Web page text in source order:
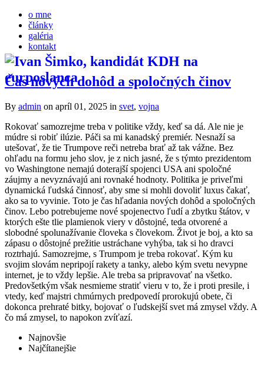
o mne
články
galéria
kontakt
Čas nových dohôd a spoločných činov
By admin on apríl 01, 2025 in svet, vojna
Rokovať samozrejme treba v politike vždy, keď sa dá. Ale nie je
múdre si robiť ilúzie. Páči sa mi kanadský premiér. Nesnaží sa
utešovať, že tie Trumpove reči netreba brať až tak vážne. Bez
ohľadu na formu jeho slov, je z nich jasné, že s týmto prezidentom
vo Washingtone nemajú doterajší spojenci USA ani spoločné
záujmy a nevyznávajú ani rovnaké hodnoty. Politika je priveľmi
dynamická ľudská činnosť, aby sme si mohli dovoliť luxus čakať,
ako sa to vyvinie. Toto je čas hľadania nových dohôd a spoločných
činov. Lebo potrebujeme nové spojenectvo ľudí a zbytku štátov, v
ktorých ešte tlie plamienok viery v dôstojné, teda otvorené a
slobodné spolunažívanie človeka s človekom. Život je boj, a kto sa
zápasu o dôstojné prežitie ustráchane vyhýba, tak si ho dravci
roztrhajú. Samozrejme, s Trumpom je treba rokovať. Kým ku
svojim slovám nepripojí rakety a tanky, alebo kým svetu nevypne
internet, je to vždy lepšie. Ale treba sa pripravovať na všetko.
Predovšetkým však nesmieme stratiť vieru v to, že i proti presile, i
vtedy, keď majstri chmúrnych predpovedí prorokujú obete, či
dokonca prehraté bitky, bojovať o ľudskejší svet má zmysel vždy. A
čo má zmysel, to napokon zvíťazí.
Najnovšie
Najčítanejšie